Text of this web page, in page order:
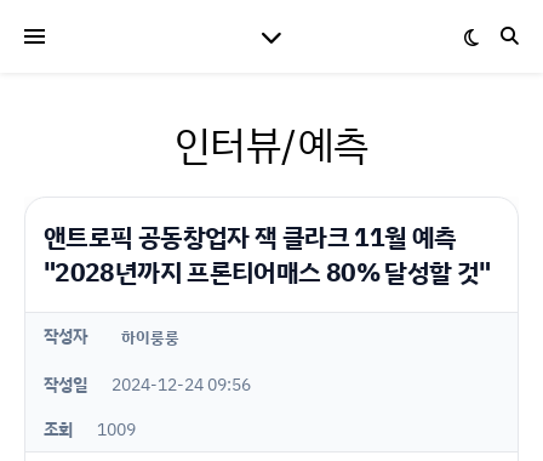
인터뷰/예측
앤트로픽 공동창업자 잭 클라크 11월 예측
"2028년까지 프론티어매스 80% 달성할 것"
작성자 하이룽룽
작성일
2024-12-24 09:56
조회
1009